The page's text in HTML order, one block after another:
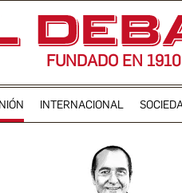
FUNDADO EN 1910
INTERNACIONAL